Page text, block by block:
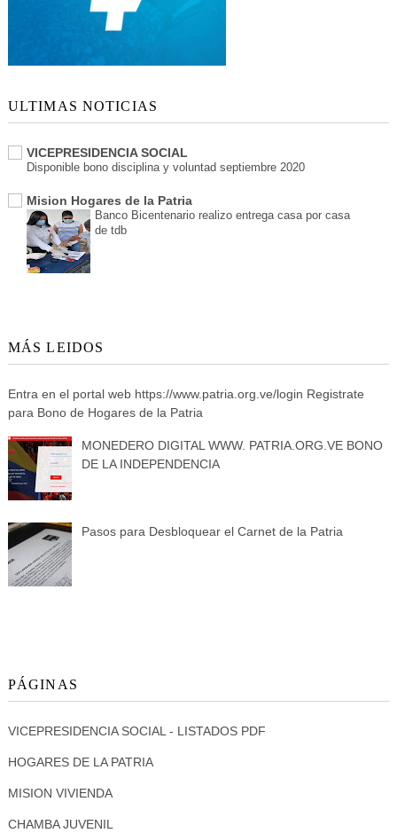
ULTIMAS NOTICIAS
VICEPRESIDENCIA SOCIAL
Disponible bono disciplina y voluntad septiembre 2020
Mision Hogares de la Patria
Banco Bicentenario realizo entrega casa por casa
de tdb
MÁS LEIDOS
Entra en el portal web https://www.patria.org.ve/login Registrate
para Bono de Hogares de la Patria
MONEDERO DIGITAL WWW. PATRIA.ORG.VE BONO
DE LA INDEPENDENCIA
Pasos para Desbloquear el Carnet de la Patria
PÁGINAS
VICEPRESIDENCIA SOCIAL - LISTADOS PDF
HOGARES DE LA PATRIA
MISION VIVIENDA
CHAMBA JUVENIL